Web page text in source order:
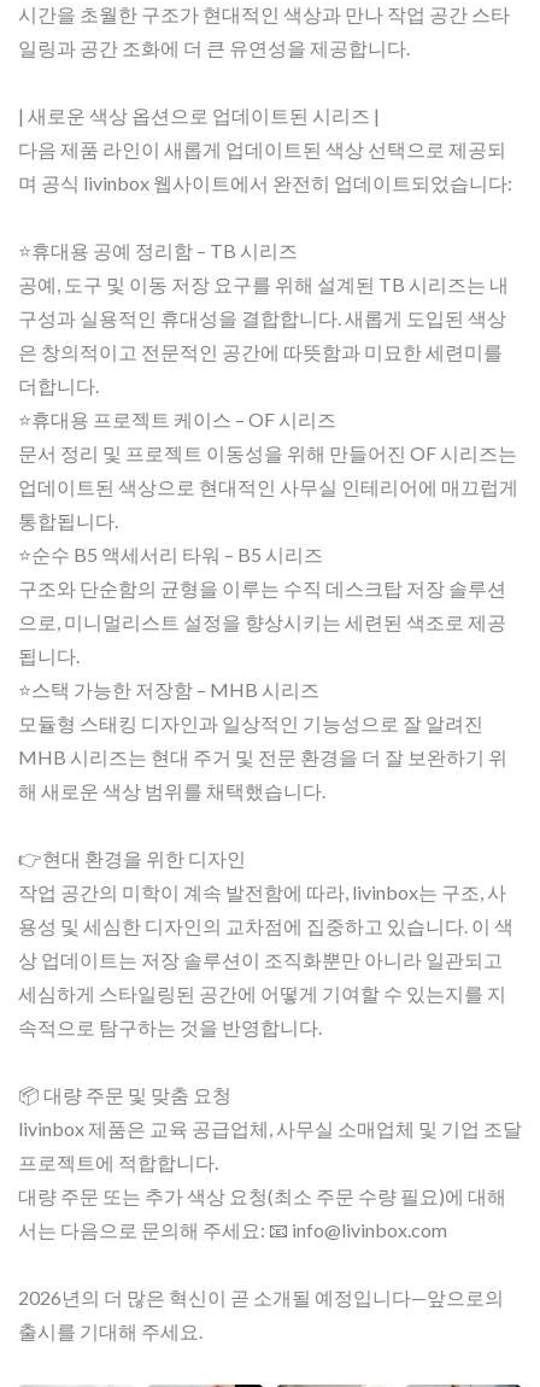
시간을 초월한 구조가 현대적인 색상과 만나 작업 공간 스타
일링과 공간 조화에 더 큰 유연성을 제공합니다.
| 새로운 색상 옵션으로 업데이트된 시리즈 |
다음 제품 라인이 새롭게 업데이트된 색상 선택으로 제공되
며 공식 livinbox 웹사이트에서 완전히 업데이트되었습니다:
⭐휴대용 공예 정리함 – TB 시리즈
공예, 도구 및 이동 저장 요구를 위해 설계된 TB 시리즈는 내
구성과 실용적인 휴대성을 결합합니다. 새롭게 도입된 색상
은 창의적이고 전문적인 공간에 따뜻함과 미묘한 세련미를
더합니다.
⭐휴대용 프로젝트 케이스 – OF 시리즈
문서 정리 및 프로젝트 이동성을 위해 만들어진 OF 시리즈는
업데이트된 색상으로 현대적인 사무실 인테리어에 매끄럽게
통합됩니다.
⭐순수 B5 액세서리 타워 – B5 시리즈
구조와 단순함의 균형을 이루는 수직 데스크탑 저장 솔루션
으로, 미니멀리스트 설정을 향상시키는 세련된 색조로 제공
됩니다.
⭐스택 가능한 저장함 – MHB 시리즈
모듈형 스태킹 디자인과 일상적인 기능성으로 잘 알려진
MHB 시리즈는 현대 주거 및 전문 환경을 더 잘 보완하기 위
해 새로운 색상 범위를 채택했습니다.
👉현대 환경을 위한 디자인
작업 공간의 미학이 계속 발전함에 따라, livinbox는 구조, 사
용성 및 세심한 디자인의 교차점에 집중하고 있습니다. 이 색
상 업데이트는 저장 솔루션이 조직화뿐만 아니라 일관되고
세심하게 스타일링된 공간에 어떻게 기여할 수 있는지를 지
속적으로 탐구하는 것을 반영합니다.
📦 대량 주문 및 맞춤 요청
livinbox 제품은 교육 공급업체, 사무실 소매업체 및 기업 조달
프로젝트에 적합합니다.
대량 주문 또는 추가 색상 요청(최소 주문 수량 필요)에 대해
서는 다음으로 문의해 주세요: 📧 info@livinbox.com
2026년의 더 많은 혁신이 곧 소개될 예정입니다—앞으로의
출시를 기대해 주세요.